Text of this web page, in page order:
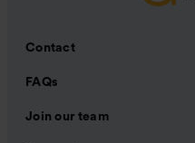
Contact
FAQs
Join our team